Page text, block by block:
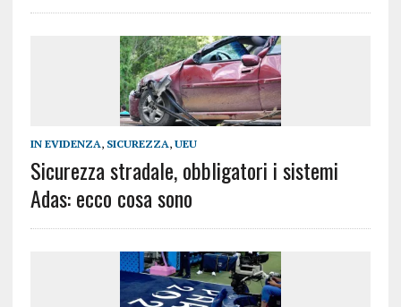
IN EVIDENZA, SICUREZZA, UEU
Sicurezza stradale, obbligatori i sistemi
Adas: ecco cosa sono